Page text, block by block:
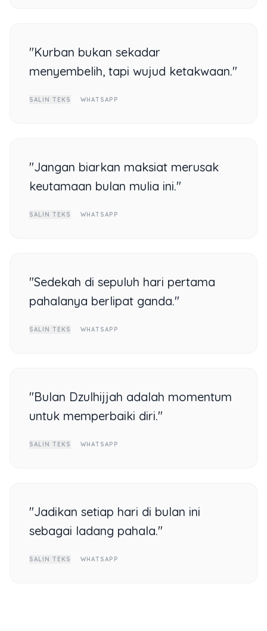
"Kurban bukan sekadar
menyembelih, tapi wujud ketakwaan."
SALIN TEKS WHATSAPP
"Jangan biarkan maksiat merusak
keutamaan bulan mulia ini."
SALIN TEKS WHATSAPP
"Sedekah di sepuluh hari pertama
pahalanya berlipat ganda."
SALIN TEKS WHATSAPP
"Bulan Dzulhijjah adalah momentum
untuk memperbaiki diri."
SALIN TEKS WHATSAPP
"Jadikan setiap hari di bulan ini
sebagai ladang pahala."
SALIN TEKS WHATSAPP